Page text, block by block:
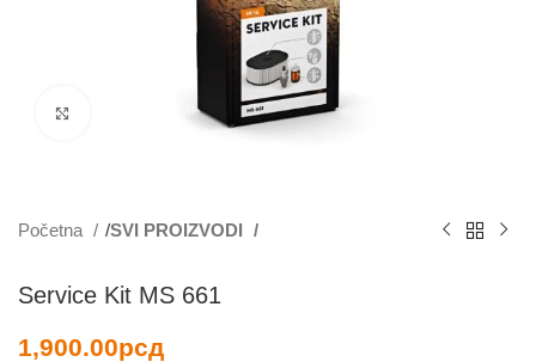
Početna SVI PROIZVODI
Service Kit MS 661
1,900.00рсд